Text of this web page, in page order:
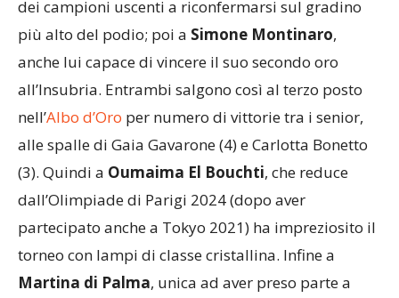
dei campioni uscenti a riconfermarsi sul gradino
più alto del podio; poi a Simone Montinaro,
anche lui capace di vincere il suo secondo oro
all’Insubria. Entrambi salgono così al terzo posto
nell’Albo d’Oro per numero di vittorie tra i senior,
alle spalle di Gaia Gavarone (4) e Carlotta Bonetto
(3). Quindi a Oumaima El Bouchti, che reduce
dall’Olimpiade di Parigi 2024 (dopo aver
partecipato anche a Tokyo 2021) ha impreziosito il
torneo con lampi di classe cristallina. Infine a
Martina di Palma, unica ad aver preso parte a